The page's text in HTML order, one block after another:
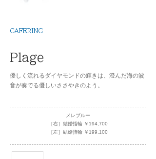
CAFERING
Plage
優しく流れるダイヤモンドの輝きは、澄んだ海の波
音が奏でる優しいささやきのよう。
メレブルー
［右］結婚指輪 ￥194,700
［左］結婚指輪 ￥199,100